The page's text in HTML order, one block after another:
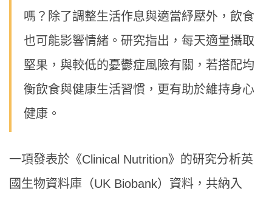
嗎？除了調整生活作息與適當紓壓外，飲食
也可能影響情緒。研究指出，每天適量攝取
堅果，與較低的憂鬱症風險有關，若搭配均
衡飲食與健康生活習慣，更有助於維持身心
健康。
一項發表於《Clinical Nutrition》的研究分析英
國生物資料庫（UK Biobank）資料，共納入